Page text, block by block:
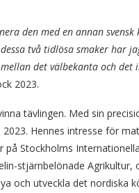
den med en annan svensk
två tidlösa smaker har
det välbekanta och det
2023.
tävlingen. Med sin
Hennes intresse för
Stockholms
stjärnbelönade Agrikultur,
och utveckla det nordiska